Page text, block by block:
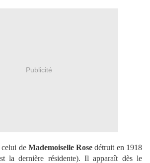
Publicité
celui de Mademoiselle Rose détruit en 1918
la dernière résidente). Il apparaît dès le